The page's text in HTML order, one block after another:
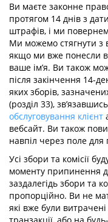
Ви маєте законне
протягом 14 днів з
штрафів, і ми
Ми можемо стягнути з
якщо ми вже понесли
ваше ім’я. Ви також
після закінчення 14-
яких зборів,
(розділ 33),
обслуговування клієнт
вебсайт. Ви також
навпіл через поле для
Усі збори та комісії
моменту припинення
заздалегідь збори та
пропорційно. Ви не
які вже були